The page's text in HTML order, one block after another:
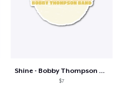
Shine - Bobby Thompson Band Merch
$7